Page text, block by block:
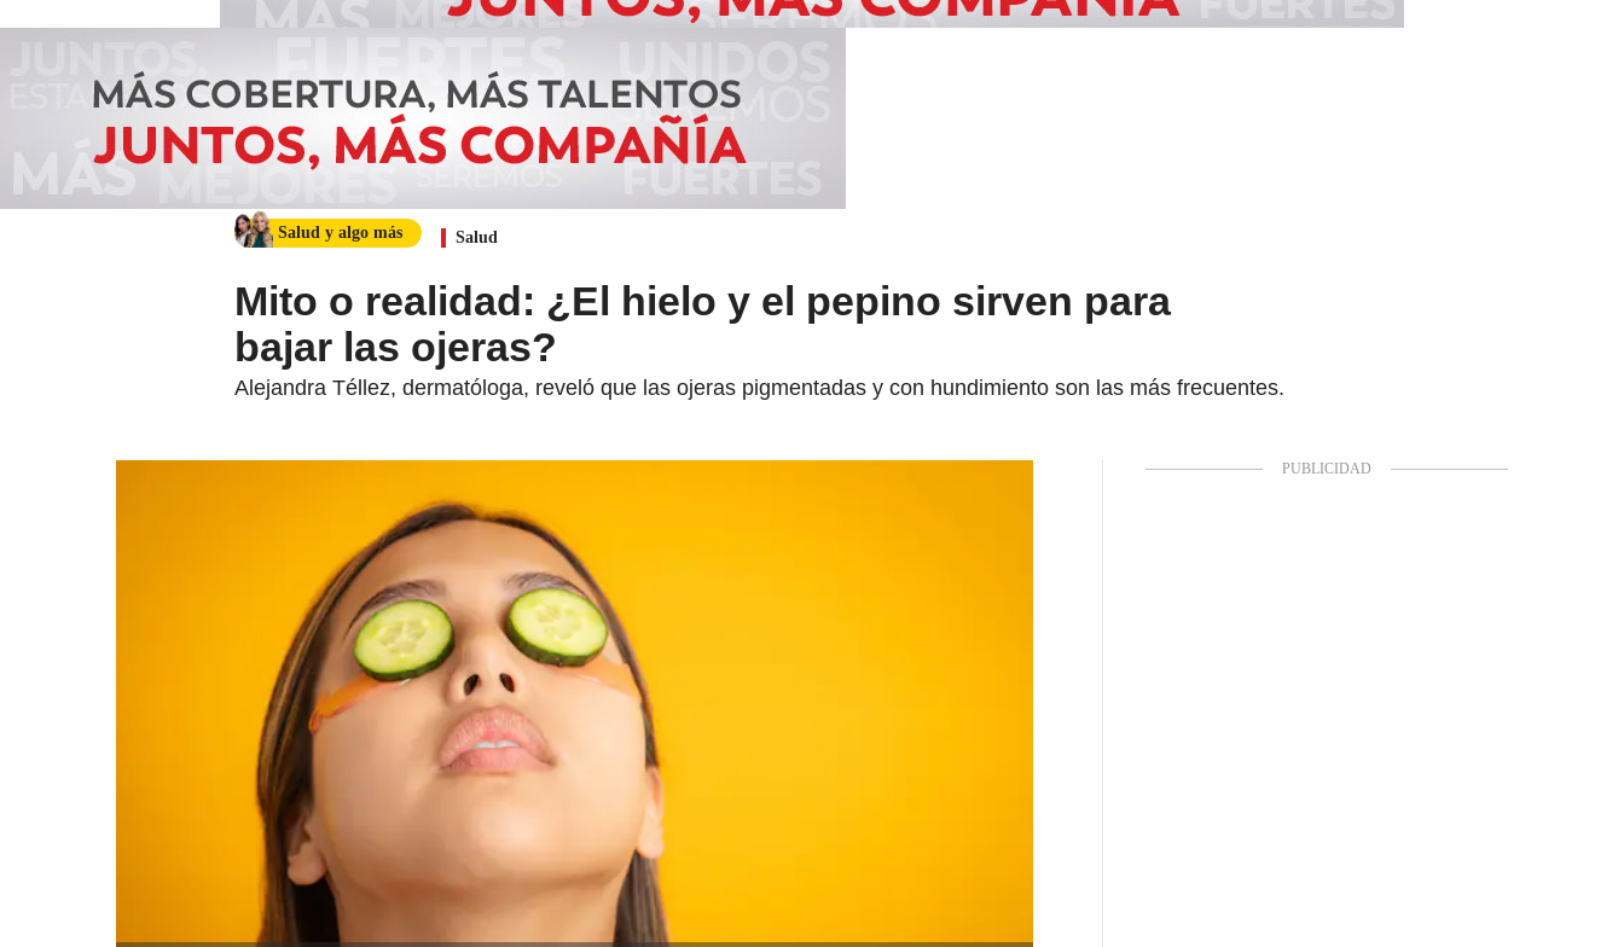
Salud y algo más Salud
Mito o realidad: ¿El hielo y el pepino sirven para
bajar las ojeras?
Alejandra Téllez, dermatóloga, reveló que las ojeras pigmentadas y con hundimiento son las más frecuentes.